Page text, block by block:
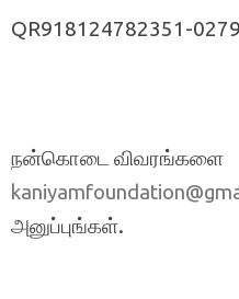
QR918124782351-
நன்கொடை விவரங்களை
அனுப்புங்கள்.